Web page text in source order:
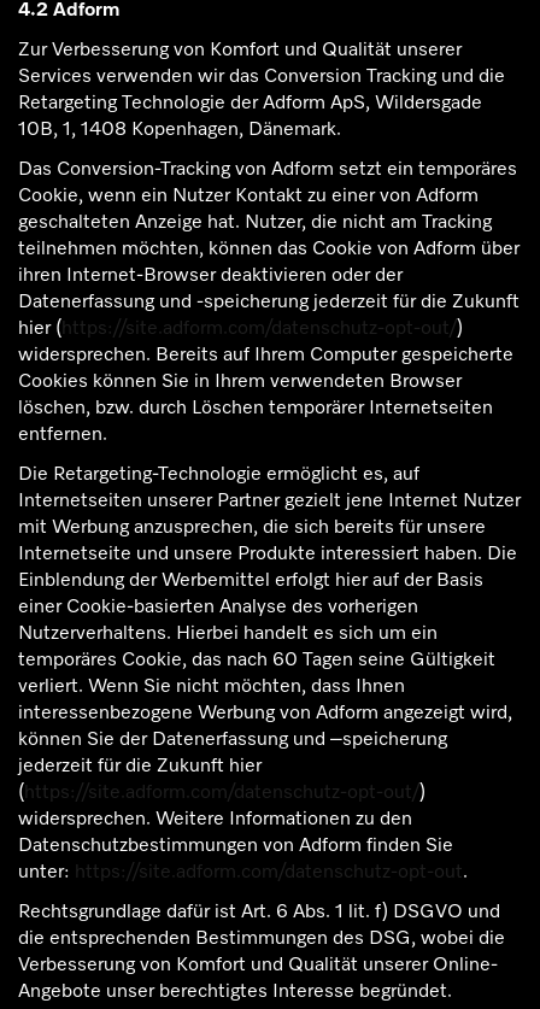
4.2 Adform
Zur Verbesserung von Komfort und Qualität unserer
Services verwenden wir das Conversion Tracking und die
Retargeting Technologie der Adform ApS, Wildersgade
10B, 1, 1408 Kopenhagen, Dänemark.
Das Conversion-Tracking von Adform setzt ein temporäres
Cookie, wenn ein Nutzer Kontakt zu einer von Adform
geschalteten Anzeige hat. Nutzer, die nicht am Tracking
teilnehmen möchten, können das Cookie von Adform über
ihren Internet-Browser deaktivieren oder der
Datenerfassung und -speicherung jederzeit für die Zukunft
hier ( https://site.adform.com/datenschutz-opt-out/)
widersprechen. Bereits auf Ihrem Computer gespeicherte
Cookies können Sie in Ihrem verwendeten Browser
löschen, bzw. durch Löschen temporärer Internetseiten
entfernen.
Die Retargeting-Technologie ermöglicht es, auf
Internetseiten unserer Partner gezielt jene Internet Nutzer
mit Werbung anzusprechen, die sich bereits für unsere
Internetseite und unsere Produkte interessiert haben. Die
Einblendung der Werbemittel erfolgt hier auf der Basis
einer Cookie-basierten Analyse des vorherigen
Nutzerverhaltens. Hierbei handelt es sich um ein
temporäres Cookie, das nach 60 Tagen seine Gültigkeit
verliert. Wenn Sie nicht möchten, dass Ihnen
interessenbezogene Werbung von Adform angezeigt wird,
können Sie der Datenerfassung und –speicherung
jederzeit für die Zukunft hier
( https://site.adform.com/datenschutz-opt-out/)
widersprechen. Weitere Informationen zu den
Datenschutzbestimmungen von Adform finden Sie
unter: https://site.adform.com/datenschutz-opt-out.
Rechtsgrundlage dafür ist Art. 6 Abs. 1 lit. f) DSGVO und
die entsprechenden Bestimmungen des DSG, wobei die
Verbesserung von Komfort und Qualität unserer Online-
Angebote unser berechtigtes Interesse begründet.